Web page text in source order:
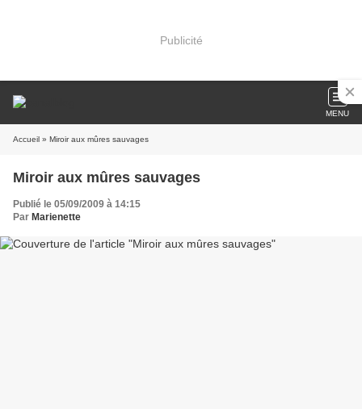
Publicité
MENU
Accueil » Miroir aux mûres sauvages
Miroir aux mûres sauvages
Publié le 05/09/2009 à 14:15
Par Marienette